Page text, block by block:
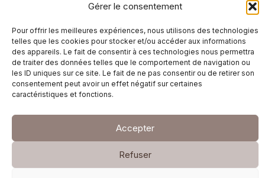
Gérer le consentement
Pour offrir les meilleures expériences, nous utilisons des technologies
telles que les cookies pour stocker et/ou accéder aux informations
des appareils. Le fait de consentir à ces technologies nous permettra
de traiter des données telles que le comportement de navigation ou
les ID uniques sur ce site. Le fait de ne pas consentir ou de retirer son
consentement peut avoir un effet négatif sur certaines
caractéristiques et fonctions.
Accepter
Refuser
Gîte l’atelier
Gîte la voûte
Avis
Plan d’accès
Contact
Tous droits réservés © 2026 Gîtes Saint Sers | Site créé par